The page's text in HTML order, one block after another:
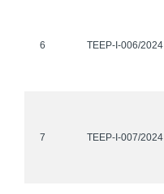
6 TEEP-I-006/2024
7 TEEP-I-007/2024